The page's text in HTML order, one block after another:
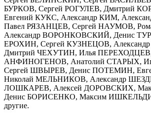
БУРКОВ, Сергей РОГУЛЕВ, Дмитрий
Евгений КУКС, Александр КИМ,
Павел РЯЗАНЦЕВ, Сергей НАУМОВ,
Александр ВОРОНКОВСКИЙ, Денис
ЕРОХИН, Сергей КУЗНЕЦОВ,
Дмитрий ЧЕХУТИН, Илья
АНФИНОГЕНОВ, Анатолий СТАРЫХ,
Сергей ШВЫРЕВ, Денис ПОТЕМИН,
Николай МЕЛЬНИКОВ, Александр
ЛОШКАРЕВ, Алексей ДОРОВСКИХ,
Денис БОРИСЕНКО, Максим
другие.